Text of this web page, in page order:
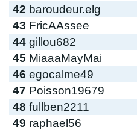
42 baroudeur.elg
43 FricAAssee
44 gillou682
45 MiaaaMayMai
46 egocalme49
47 Poisson19679
48 fullben2211
49 raphael56